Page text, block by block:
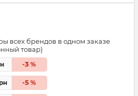
всех брендов в одном заказе
товар)
-3 %
-5 %